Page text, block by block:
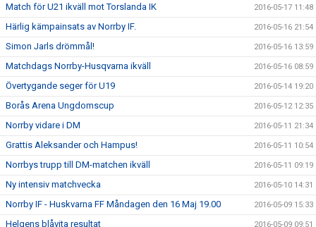
Match för U21 ikväll mot Torslanda IK 2016-05-17 11:48
Härlig kämpainsats av Norrby IF. 2016-05-16 21:54
Simon Jarls drömmål! 2016-05-16 13:59
Matchdags Norrby-Husqvarna ikväll 2016-05-16 08:59
Övertygande seger för U19 2016-05-14 19:20
Borås Arena Ungdomscup 2016-05-12 12:35
Norrby vidare i DM 2016-05-11 21:34
Grattis Aleksander och Hampus! 2016-05-11 10:54
Norrbys trupp till DM-matchen ikväll 2016-05-11 09:19
Ny intensiv matchvecka 2016-05-10 14:31
Norrby IF - Huskvarna FF Måndagen den 16 Maj 19.00 2016-05-09 15:33
Helgens blåvita resultat 2016-05-09 09:51